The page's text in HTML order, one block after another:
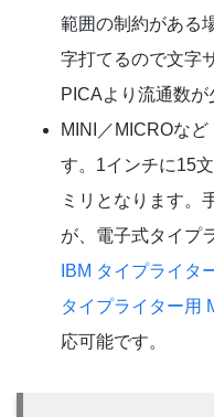
範囲の制約がある
字打てるので文字
PICAより流通数が
MINI／MICROな
す。1インチに15
ミリとなります。
が、電子式タイプ
IBM タイプライタ
タイプライター用
応可能です。